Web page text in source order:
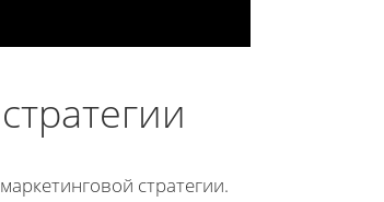
стратегии.